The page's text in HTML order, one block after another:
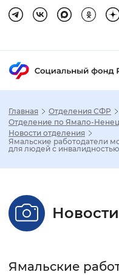
Настройка
Стандартный
Без
Главная
Отделения СФР
Отделение по Ямало-
Новости отделения
Ямальские работодатели
для людей с инвалидностью
Ямальские